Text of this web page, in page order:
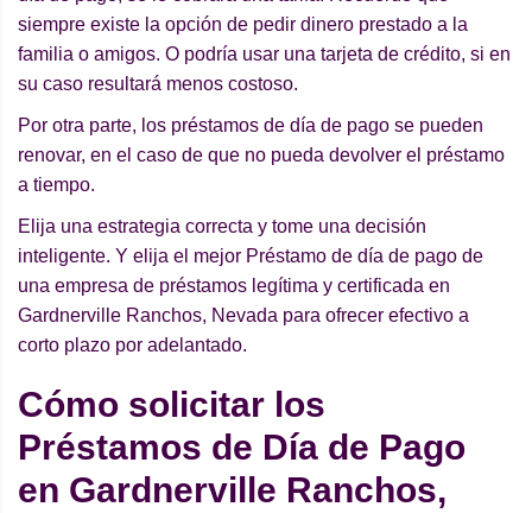
siempre existe la opción de pedir dinero prestado a la
familia o amigos. O podría usar una tarjeta de crédito, si en
su caso resultará menos costoso.
Por otra parte, los préstamos de día de pago se pueden
renovar, en el caso de que no pueda devolver el préstamo
a tiempo.
Elija una estrategia correcta y tome una decisión
inteligente. Y elija el mejor Préstamo de día de pago de
una empresa de préstamos legítima y certificada en
Gardnerville Ranchos, Nevada para ofrecer efectivo a
corto plazo por adelantado.
Cómo solicitar los
Préstamos de Día de Pago
en Gardnerville Ranchos,